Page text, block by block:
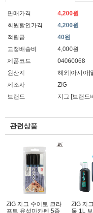
판매가격
4,200원
회원할인가격
4,200원
적립금
40원
고정배송비
4,000원
제품코드
04060068
원산지
해외|아시아|
제조사
ZIG
브랜드
지그 [브랜드
관련상품
ZIG 지그 수이토 크라
프트 유성마카펜 5종
ZIG 지
물 1L